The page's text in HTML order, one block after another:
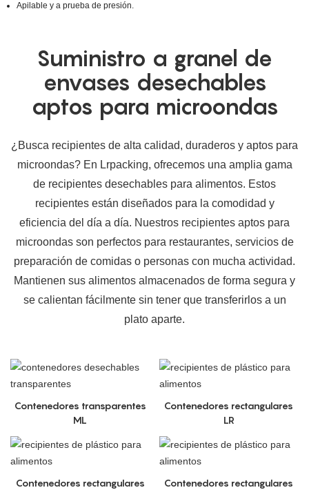
Apilable y a prueba de presión.
Suministro a granel de
envases desechables
aptos para microondas
¿Busca recipientes de alta calidad, duraderos y aptos para
microondas? En Lrpacking, ofrecemos una amplia gama
de recipientes desechables para alimentos. Estos
recipientes están diseñados para la comodidad y
eficiencia del día a día. Nuestros recipientes aptos para
microondas son perfectos para restaurantes, servicios de
preparación de comidas o personas con mucha actividad.
Mantienen sus alimentos almacenados de forma segura y
se calientan fácilmente sin tener que transferirlos a un
plato aparte.
Contenedores transparentes
ML
Contenedores rectangulares
LR
Contenedores rectangulares
Contenedores rectangulares